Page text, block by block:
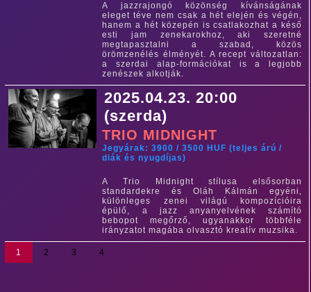
A jazzrajongó közönség kívánságának
eleget téve nem csak a hét elején és végén,
hanem a hét közepén is csatlakozhat a késő
esti jam zenekarokhoz, aki szeretné
megtapasztalni a szabad, közös
örömzenélés élményét. A recept változatlan:
a szerdai alap-formációkat is a legjobb
zenészek alkotják.
2025.04.23. 20:00
(szerda)
TRIO MIDNIGHT
Jegyárak: 3900 / 3500 HUF (teljes árú /
diák és nyugdíjas)
A Trio Midnight stílusa elsősorban
standardekre és Oláh Kálmán egyéni,
különleges zenei világú kompozícióira
épülő, a jazz anyanyelvének számító
bebopot megőrző, ugyanakkor többféle
irányzatot magába olvasztó kreatív muzsika.
1 2 3 4